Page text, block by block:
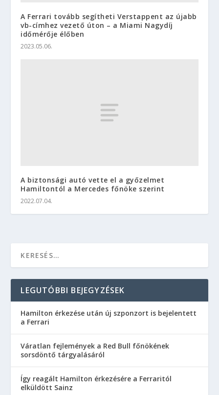
A Ferrari tovább segítheti Verstappent az újabb
vb-címhez vezető úton – a Miami Nagydíj
időmérője élőben
2023.05.06.
A biztonsági autó vette el a győzelmet
Hamiltontól a Mercedes főnöke szerint
2022.07.04.
LEGUTÓBBI BEJEGYZÉSEK
Hamilton érkezése után új szponzort is bejelentett
a Ferrari
Váratlan fejlemények a Red Bull főnökének
sorsdöntő tárgyalásáról
Így reagált Hamilton érkezésére a Ferraritól
elküldött Sainz